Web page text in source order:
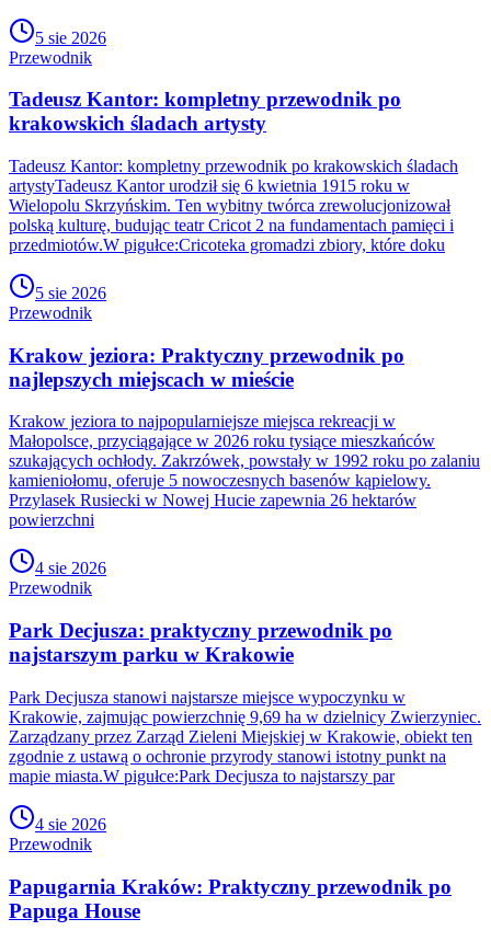
5 sie 2026
Przewodnik
Tadeusz Kantor: kompletny przewodnik po
krakowskich śladach artysty
Tadeusz Kantor: kompletny przewodnik po krakowskich śladach
artystyTadeusz Kantor urodził się 6 kwietnia 1915 roku w
Wielopolu Skrzyńskim. Ten wybitny twórca zrewolucjonizował
polską kulturę, budując teatr Cricot 2 na fundamentach pamięci i
przedmiotów.W pigułce:Cricoteka gromadzi zbiory, które doku
5 sie 2026
Przewodnik
Krakow jeziora: Praktyczny przewodnik po
najlepszych miejscach w mieście
Krakow jeziora to najpopularniejsze miejsca rekreacji w
Małopolsce, przyciągające w 2026 roku tysiące mieszkańców
szukających ochłody. Zakrzówek, powstały w 1992 roku po zalaniu
kamieniołomu, oferuje 5 nowoczesnych basenów kąpielowy.
Przylasek Rusiecki w Nowej Hucie zapewnia 26 hektarów
powierzchni
4 sie 2026
Przewodnik
Park Decjusza: praktyczny przewodnik po
najstarszym parku w Krakowie
Park Decjusza stanowi najstarsze miejsce wypoczynku w
Krakowie, zajmując powierzchnię 9,69 ha w dzielnicy Zwierzyniec.
Zarządzany przez Zarząd Zieleni Miejskiej w Krakowie, obiekt ten
zgodnie z ustawą o ochronie przyrody stanowi istotny punkt na
mapie miasta.W pigułce:Park Decjusza to najstarszy par
4 sie 2026
Przewodnik
Papugarnia Kraków: Praktyczny przewodnik po
Papuga House